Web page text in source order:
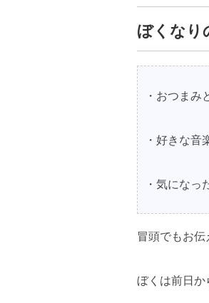
ぼくなり
・おつまみ
・好きな音
・気になっ
冒頭でもお伝
ぼくは前日か